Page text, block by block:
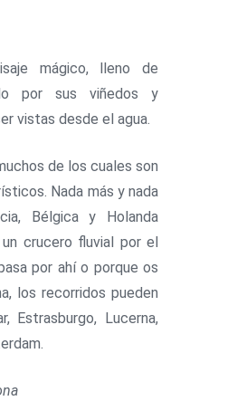
mágico, lleno de
por sus viñedos y
vistas desde el agua.
de los cuales son
Nada más y nada
Bélgica y Holanda
crucero fluvial por el
por ahí o porque os
los recorridos pueden
Estrasburgo, Lucerna,